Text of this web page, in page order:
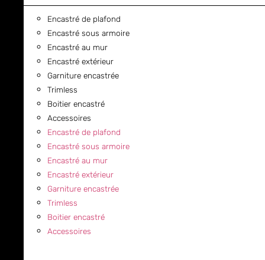
Encastré de plafond
Encastré sous armoire
Encastré au mur
Encastré extérieur
Garniture encastrée
Trimless
Boitier encastré
Accessoires
Encastré de plafond
Encastré sous armoire
Encastré au mur
Encastré extérieur
Garniture encastrée
Trimless
Boitier encastré
Accessoires